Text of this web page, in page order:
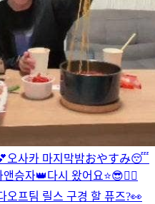
오사카 마지막밤おやすみ😴
앤승자👑다시 왔어요⭐️😎❤️‍🔥
오프팀 릴스 구경 할 퓨즈?👀